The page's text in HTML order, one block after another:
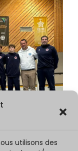
utilisons des